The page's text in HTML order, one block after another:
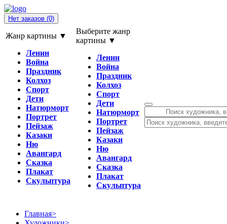
Нет заказов (0)
Жанр картины ▼
Ленин
Война
Праздник
Колхоз
Спорт
Дети
Натюрморт
Портрет
Пейзаж
Казаки
Ню
Авангард
Сказка
Плакат
Скульптура
Выберите жанр
картины ▼
Ленин
Война
Праздник
Колхоз
Спорт
Дети
Натюрморт
Портрет
Пейзаж
Казаки
Ню
Авангард
Сказка
Плакат
Скульптура
Главная>